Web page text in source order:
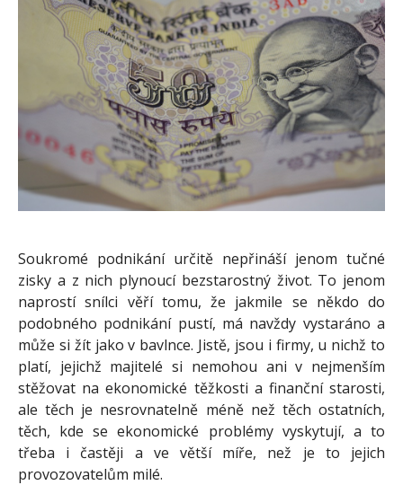
Soukromé podnikání určitě nepřináší jenom tučné
zisky a z nich plynoucí bezstarostný život. To jenom
naprostí snílci věří tomu, že jakmile se někdo do
podobného podnikání pustí, má navždy vystaráno a
může si žít jako v bavlnce. Jistě, jsou i firmy, u nichž to
platí, jejichž majitelé si nemohou ani v nejmenším
stěžovat na ekonomické těžkosti a finanční starosti,
ale těch je nesrovnatelně méně než těch ostatních,
těch, kde se ekonomické problémy vyskytují, a to
třeba i častěji a ve větší míře, než je to jejich
provozovatelům milé.